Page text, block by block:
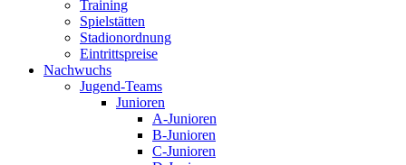
Training
Spielstätten
Stadionordnung
Eintrittspreise
Nachwuchs
Jugend-Teams
Junioren
A-Junioren
B-Junioren
C-Junioren